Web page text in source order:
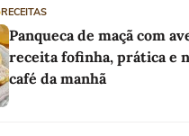
RECEITAS
Panqueca de maçã com
receita fofinha, prática e
café da manhã